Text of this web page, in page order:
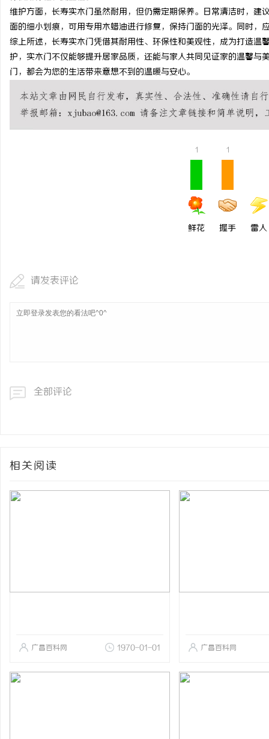
维护方面，长寿实木门虽然耐用，但仍需定期保养。日常清洁时，
面的细小划痕，可用专用木蜡油进行修复，保持门面的光泽。同时
综上所述，长寿实木门凭借其耐用性、环保性和美观性，成为打造
护，实木门不仅能够提升居家品质，还能与家人共同见证家的温馨
门，都会为您的生活带来意想不到的温暖与安心。
1
鲜花
1
握手 雷人
请发表评论
全部评论
相关阅读
广昌百科网 1970-01-01 广昌百科网
武汉配眼镜 上海配眼镜